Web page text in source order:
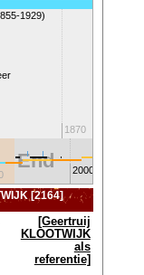
1870
1929)
2000
End
[2164]
[Geertruij
KLOOTWIJK
als
referentie]